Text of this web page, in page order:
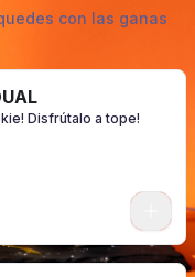
con las ganas
Disfrútalo a tope!